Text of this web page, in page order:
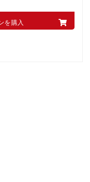
を購入